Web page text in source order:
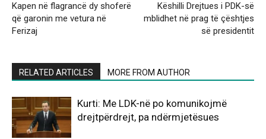
Kapen në flagrancë dy shoferë
që garonin me vetura në
Ferizaj
Këshilli Drejtues i PDK-së
mblidhet në prag të çështjes
së presidentit
RELATED ARTICLES MORE FROM AUTHOR
Kurti: Me LDK-në po komunikojmë
drejtpërdrejt, pa ndërmjetësues